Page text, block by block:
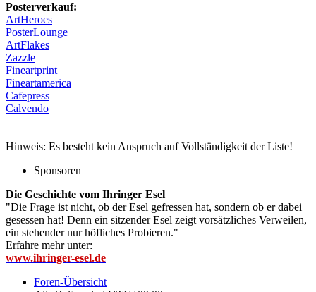
Posterverkauf:
ArtHeroes
PosterLounge
ArtFlakes
Zazzle
Fineartprint
Fineartamerica
Cafepress
Calvendo
Hinweis: Es besteht kein Anspruch auf Vollständigkeit der Liste!
Sponsoren
Die Geschichte vom Ihringer Esel
"Die Frage ist nicht, ob der Esel gefressen hat, sondern ob er dabei
gesessen hat! Denn ein sitzender Esel zeigt vorsätzliches Verweilen,
ein stehender nur höfliches Probieren."
Erfahre mehr unter:
www.ihringer-esel.de
Foren-Übersicht